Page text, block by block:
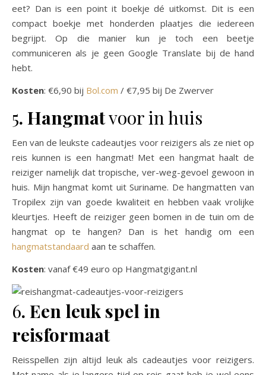
eet? Dan is een point it boekje dé uitkomst. Dit is een
compact boekje met honderden plaatjes die iedereen
begrijpt. Op die manier kun je toch een beetje
communiceren als je geen Google Translate bij de hand
hebt.
Kosten: €6,90 bij Bol.com / €7,95 bij De Zwerver
5. Hangmatvoor in huis
Een van de leukste cadeautjes voor reizigers als ze niet op
reis kunnen is een hangmat! Met een hangmat haalt de
reiziger namelijk dat tropische, ver-weg-gevoel gewoon in
huis. Mijn hangmat komt uit Suriname. De hangmatten van
Tropilex zijn van goede kwaliteit en hebben vaak vrolijke
kleurtjes. Heeft de reiziger geen bomen in de tuin om de
hangmat op te hangen? Dan is het handig om een
hangmatstandaard aan te schaffen.
Kosten: vanaf €49 euro op Hangmatgigant.nl
6. Een leuk spel in
reisformaat
Reisspellen zijn altijd leuk als cadeautjes voor reizigers.